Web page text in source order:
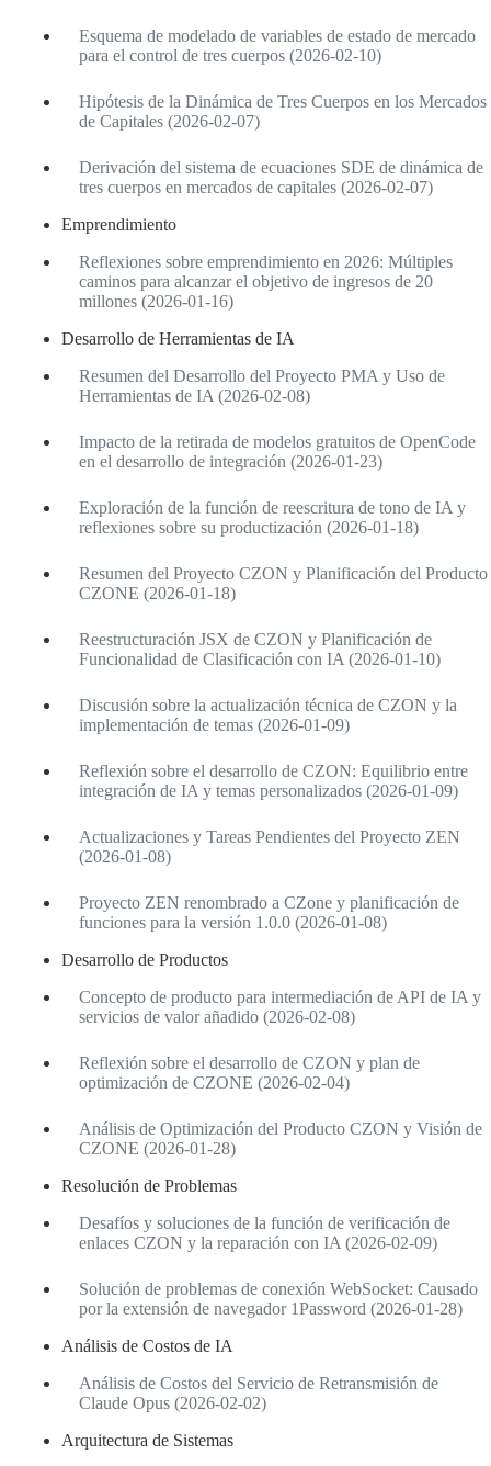
Esquema de modelado de variables de estado de mercado
para el control de tres cuerpos (2026-02-10)
Hipótesis de la Dinámica de Tres Cuerpos en los Mercados
de Capitales (2026-02-07)
Derivación del sistema de ecuaciones SDE de dinámica de
tres cuerpos en mercados de capitales (2026-02-07)
Emprendimiento
Reflexiones sobre emprendimiento en 2026: Múltiples
caminos para alcanzar el objetivo de ingresos de 20
millones (2026-01-16)
Desarrollo de Herramientas de IA
Resumen del Desarrollo del Proyecto PMA y Uso de
Herramientas de IA (2026-02-08)
Impacto de la retirada de modelos gratuitos de OpenCode
en el desarrollo de integración (2026-01-23)
Exploración de la función de reescritura de tono de IA y
reflexiones sobre su productización (2026-01-18)
Resumen del Proyecto CZON y Planificación del Producto
CZONE (2026-01-18)
Reestructuración JSX de CZON y Planificación de
Funcionalidad de Clasificación con IA (2026-01-10)
Discusión sobre la actualización técnica de CZON y la
implementación de temas (2026-01-09)
Reflexión sobre el desarrollo de CZON: Equilibrio entre
integración de IA y temas personalizados (2026-01-09)
Actualizaciones y Tareas Pendientes del Proyecto ZEN
(2026-01-08)
Proyecto ZEN renombrado a CZone y planificación de
funciones para la versión 1.0.0 (2026-01-08)
Desarrollo de Productos
Concepto de producto para intermediación de API de IA y
servicios de valor añadido (2026-02-08)
Reflexión sobre el desarrollo de CZON y plan de
optimización de CZONE (2026-02-04)
Análisis de Optimización del Producto CZON y Visión de
CZONE (2026-01-28)
Resolución de Problemas
Desafíos y soluciones de la función de verificación de
enlaces CZON y la reparación con IA (2026-02-09)
Solución de problemas de conexión WebSocket: Causado
por la extensión de navegador 1Password (2026-01-28)
Análisis de Costos de IA
Análisis de Costos del Servicio de Retransmisión de
Claude Opus (2026-02-02)
Arquitectura de Sistemas